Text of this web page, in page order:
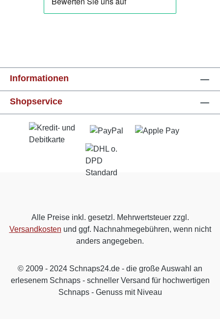
Informationen
Shopservice
Alle Preise inkl. gesetzl. Mehrwertsteuer zzgl.
Versandkosten und ggf. Nachnahmegebühren, wenn nicht
anders angegeben.
© 2009 - 2024 Schnaps24.de - die große Auswahl an
erlesenem Schnaps - schneller Versand für hochwertigen
Schnaps - Genuss mit Niveau